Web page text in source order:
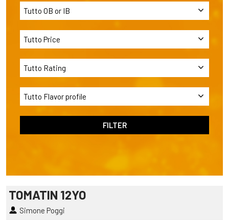
TOMATIN 12YO
Simone Poggi